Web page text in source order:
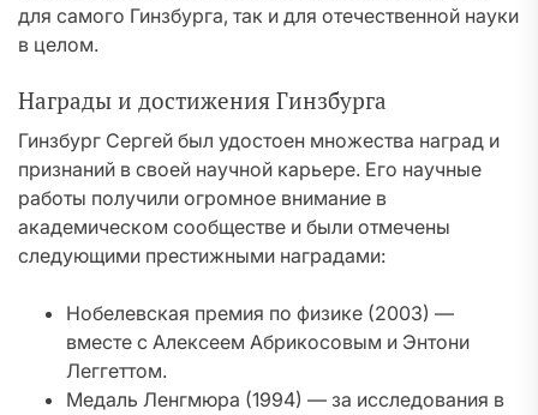
для самого Гинзбурга, так и для отечественной науки
в целом.
Награды и достижения Гинзбурга
Гинзбург Сергей был удостоен множества наград и
признаний в своей научной карьере. Его научные
работы получили огромное внимание в
академическом сообществе и были отмечены
следующими престижными наградами:
Нобелевская премия по физике (2003) —
вместе с Алексеем Абрикосовым и Энтони
Леггеттом.
Медаль Ленгмюра (1994) — за исследования в